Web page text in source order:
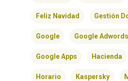
Feliz Navidad Gestión
Google Google Adwords
Google Apps Hacienda
Horario Kaspersky